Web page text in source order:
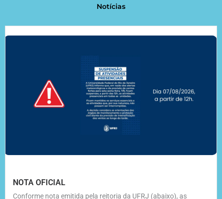
Notícias
NOTA OFICIAL
Conforme nota emitida pela reitoria da UFRJ (abaixo), as